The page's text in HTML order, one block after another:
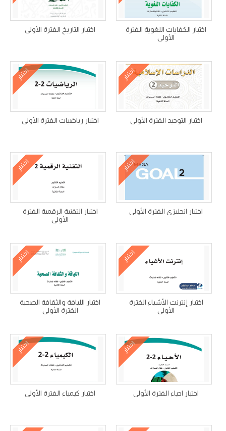
اختبار الكفايات اللغوية الفترة
الأولى
اختبار التاريخ الفترة الأولى
اختبار
اختبار التوحيد الفترة الأولى
اختبار
اختبار رياضيات الفترة الأولى
اختبار
اختبار انجليزي الفترة الأولى
اختبار
اختبار التقنية الرقمية الفترة
الأولى
اختبار
اختبار إنترنت الأشياء الفترة
الأولى
اختبار
اختبار اللياقة والثقافة الصحية
الفترة الأولى
اختبار
اختبار احياء الفترة الأولى
اختبار
اختبار كيمياء الفترة الأولى